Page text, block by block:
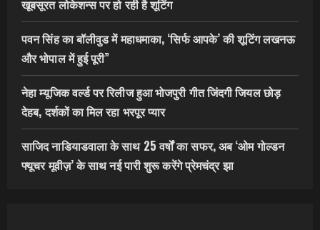
खूबसूरत लोकेशन्स पर हो रही है शूटिंग
पवन सिंह का बॉलीवुड में महाधमाका, ‘सिर्फ आपके’ की शूटिंग लखनऊ
और भोपाल में हुई पूरी”
नेहा म्यूजिक वर्ल्ड पर रिलीज हुआ भोजपुरी गीत जिंदगी जियल छोड़
देहब, दर्शकों का मिल रहा भरपूर प्यार
साजिद नाडियाडवाला के साथ 25 वर्षों का सफर, अब ‘ओम गोल्डन
फ्यूचर मूवीज़’ के साथ नई पारी शुरू करेंगे प्रेमचंद्र झा